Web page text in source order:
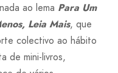
ao lema Para Um
Leia Mais, que
colectivo ao hábito
de mini-livros,